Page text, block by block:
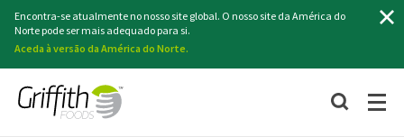
Encontra-se atualmente no nosso site global. O nosso site da América do
Norte pode ser mais adequado para si.
Aceda à versão da América do Norte.